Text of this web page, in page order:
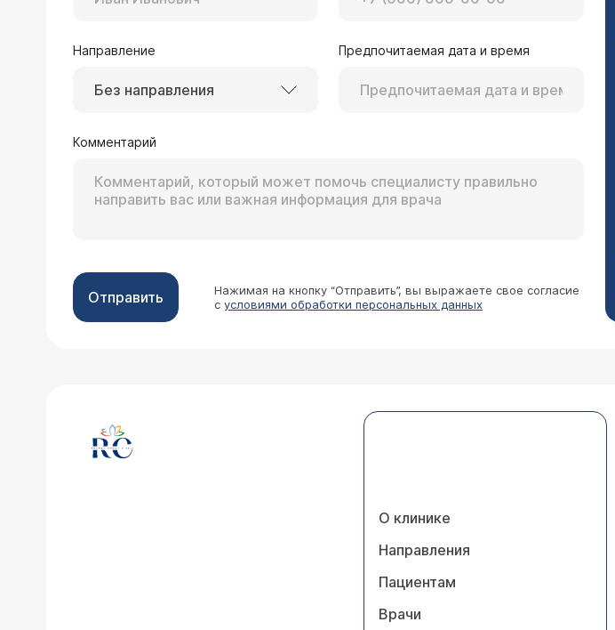
Направление
Без направления
Предпочитаемая дата и время
Комментарий
Отправить
Нажимая на кнопку “Отправить”, вы выражаете свое согласие
с условиями обработки персональных данных
О клинике
Направления
Пациентам
Врачи